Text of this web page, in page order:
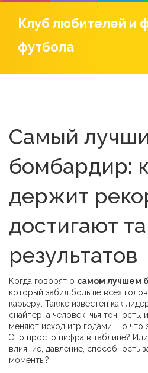
Клуб любителей и
футбола
Самый
бомбардир:
держит
достигают
результатов
Когда говорят о самом лучшем
который забил больше всех
карьеру . Также известен как
снайпер, а человек, чья точность,
меняют исход игр годами.
Но что
Это просто цифра в таблице?
влияние, давление, способность
моменты?